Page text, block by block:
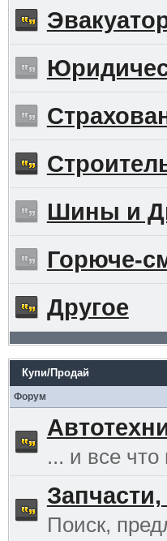
Шины и
Горюче-
Другое
Купи/Продай
Форум
... и все что
Поиск,